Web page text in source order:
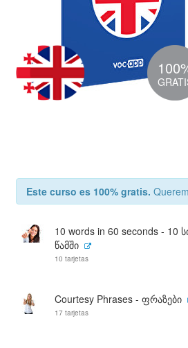
Este curso es 100% gratis.
10 words in 60 seconds - 10
წამში
10 tarjetas
Courtesy Phrases - ფრაზები
17 tarjetas